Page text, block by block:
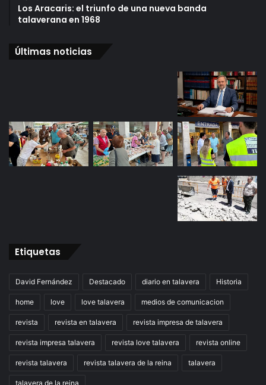
Los Aracaris: el triunfo de una nueva banda
talaverana en 1968
Últimas noticias
Etiquetas
David Fernández Destacado diario en talavera Historia
home love love talavera medios de comunicacion
revista revista en talavera revista impresa de talavera
revista impresa talavera revista love talavera revista online
revista talavera revista talavera de la reina talavera
talavera de la reina